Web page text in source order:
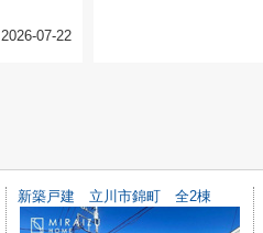
2026-07-22
新築戸建 立川市錦町 全2棟